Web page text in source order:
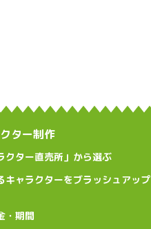
ター制作
クター直売所」から選ぶ
キャラクターをブラッシュアップ
・期間